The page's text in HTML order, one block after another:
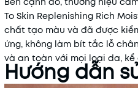
To Skin Replenishing Rich
chất tạo màu và đã được
ứng, không làm bít tắc lỗ
và an toàn với mọi loại da,
Hướng dẫn